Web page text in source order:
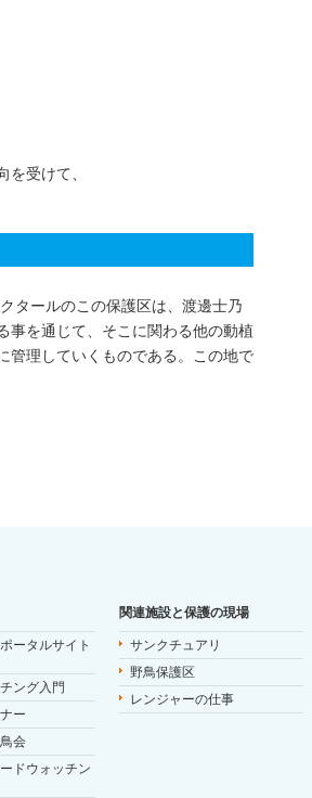
受けて、
タールのこの保護区は、渡邊士乃
事を通じて、そこに関わる他の動植
管理していくものである。この地で
ータルサイト
ング入門
ー
会
ドウォッチン
関連施設と保護の現場
サンクチュアリ
野鳥保護区
レンジャーの仕事